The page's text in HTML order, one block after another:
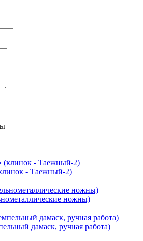
- Таежный-2)
ножны)
дамаск, ручная работа)